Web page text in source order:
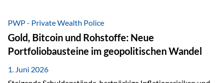
trotz Herausforderungen Die weltwirtschaftlichen
Rahmenbedingungen bleiben anspruchsvoll. Geopolitische
Unsicherheiten, eine verhaltene Investitionstätigkeit und
eine schwächere Nachfrage in wichtigen Exportmärkten
beeinflussen auch die liechtensteinische Wirtschaft.
Dennoch sieht…
PWP - Private Wealth Police
Gold, Bitcoin und Rohstoffe: Neue
Portfoliobausteine im geopolitischen Wandel
1. Juni 2026